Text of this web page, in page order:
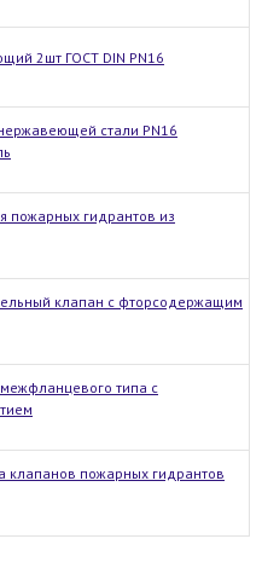
2шт ГОСТ DIN PN16
стали PN16
пожарных гидрантов из
клапан с фторсодержащим
типа с
клапанов пожарных гидрантов